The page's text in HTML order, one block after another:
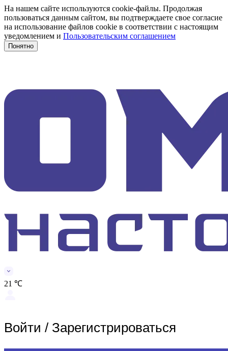
На нашем сайте используются cookie-файлы. Продолжая
пользоваться данным сайтом, вы подтверждаете свое согласие
на использование файлов cookie в соответствии с настоящим
уведомлением и Пользовательским соглашением
Понятно
21 ℃
Войти / Зарегистрироваться